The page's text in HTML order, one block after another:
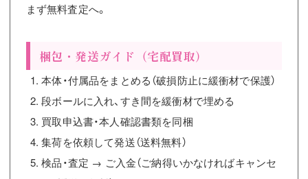
まず無料査定へ。
梱包・発送ガイド（宅配買取）
本体・付属品をまとめる（破損防止に緩衝材で保護）
段ボールに入れ、すき間を緩衝材で埋める
買取申込書・本人確認書類を同梱
集荷を依頼して発送（送料無料）
検品・査定 → ご入金（ご納得いかなければキャンセ